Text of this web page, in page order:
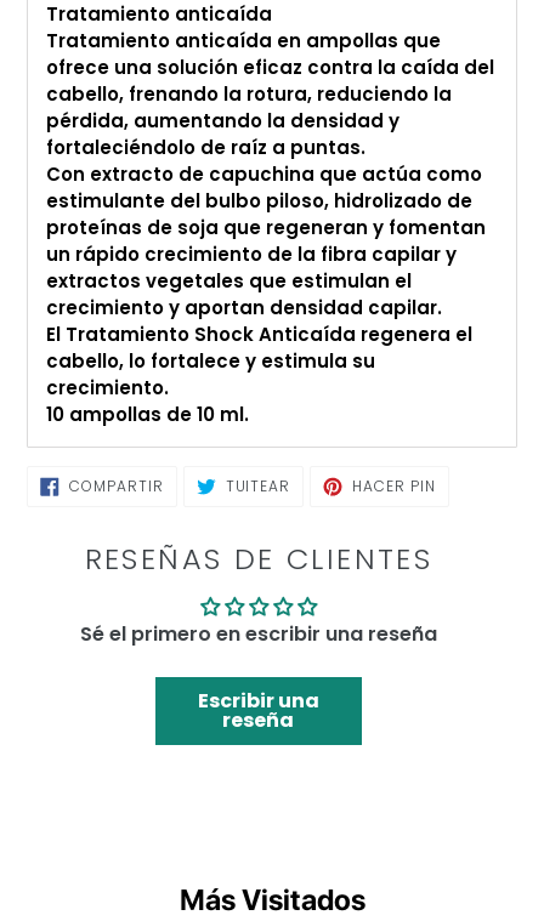
compra
Tratamiento anticaída
Tratamiento anticaída en ampollas que
ofrece una solución eficaz contra la caída del
cabello, frenando la rotura, reduciendo la
pérdida, aumentando la densidad y
fortaleciéndolo de raíz a puntas.
Con extracto de capuchina que actúa como
estimulante del bulbo piloso, hidrolizado de
proteínas de soja que regeneran y fomentan
un rápido crecimiento de la fibra capilar y
extractos vegetales que estimulan el
crecimiento y aportan densidad capilar.
El Tratamiento Shock Anticaída regenera el
cabello, lo fortalece y estimula su
crecimiento.
10 ampollas de 10 ml.
COMPARTIR COMPARTIRTUITEAR TUITEARHACER PIN
RESEÑAS DE CLIENTES
Sé el primero en escribir una reseña
Escribir una
reseña
Más Visitados